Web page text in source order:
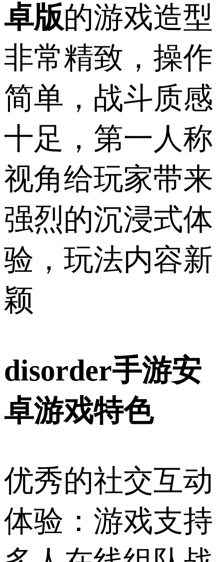
卓版的游戏造型
非常精致，操作
简单，战斗质感
十足，第一人称
视角给玩家带来
强烈的沉浸式体
验，玩法内容新
颖
disorder手游安
卓游戏特色
优秀的社交互动
体验：游戏支持